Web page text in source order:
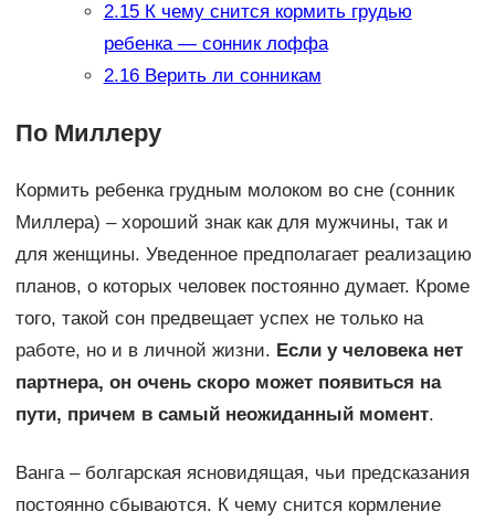
2.15К чему снится кормить грудью
ребенка — сонник лоффа
2.16Верить ли сонникам
По Миллеру
Кормить ребенка грудным молоком во сне (сонник
Миллера) – хороший знак как для мужчины, так и
для женщины. Уведенное предполагает реализацию
планов, о которых человек постоянно думает. Кроме
того, такой сон предвещает успех не только на
работе, но и в личной жизни. Если у человека нет
партнера, он очень скоро может появиться на
пути, причем в самый неожиданный момент.
Ванга – болгарская ясновидящая, чьи предсказания
постоянно сбываются. К чему снится кормление